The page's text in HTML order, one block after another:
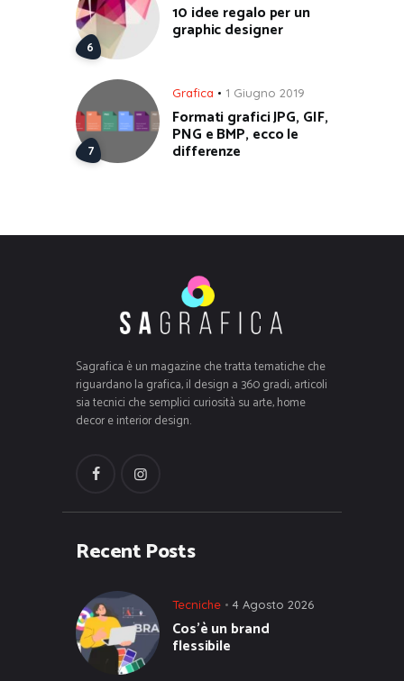
10 idee regalo per un
graphic designer
Grafica 1 Giugno 2019
Formati grafici JPG, GIF,
PNG e BMP, ecco le
differenze
Sagrafica è un magazine che tratta tematiche che
riguardano la grafica, il design a 360 gradi, articoli
sia tecnici che semplici curiosità su arte, home
decor e interior design.
Recent Posts
Tecniche 4 Agosto 2026
Cos’è un brand
flessibile